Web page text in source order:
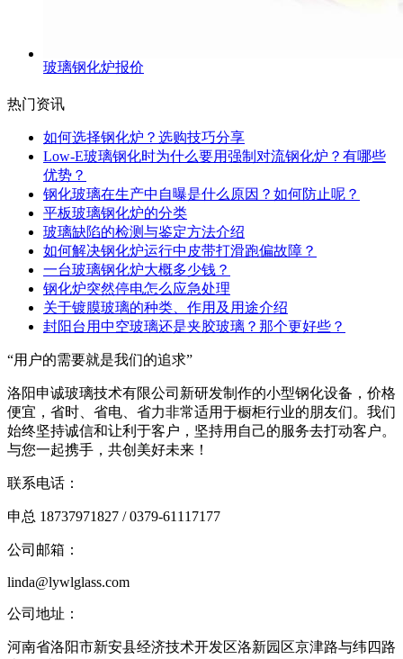
玻璃钢化炉报价
热门资讯
如何选择钢化炉？选购技巧分享
Low-E玻璃钢化时为什么要用强制对流钢化炉？有哪些
优势？
钢化玻璃在生产中自曝是什么原因？如何防止呢？
平板玻璃钢化炉的分类
玻璃缺陷的检测与鉴定方法介绍
如何解决钢化炉运行中皮带打滑跑偏故障？
一台玻璃钢化炉大概多少钱？
钢化炉突然停电怎么应急处理
关于镀膜玻璃的种类、作用及用途介绍
封阳台用中空玻璃还是夹胶玻璃？那个更好些？
“用户的需要就是我们的追求”
洛阳申诚玻璃技术有限公司新研发制作的小型钢化设备，价格
便宜，省时、省电、省力非常适用于橱柜行业的朋友们。我们
始终坚持诚信和让利于客户，坚持用自己的服务去打动客户。
与您一起携手，共创美好未来！
联系电话：
申总 18737971827 / 0379-61117177
公司邮箱：
linda@lywlglass.com
公司地址：
河南省洛阳市新安县经济技术开发区洛新园区京津路与纬四路